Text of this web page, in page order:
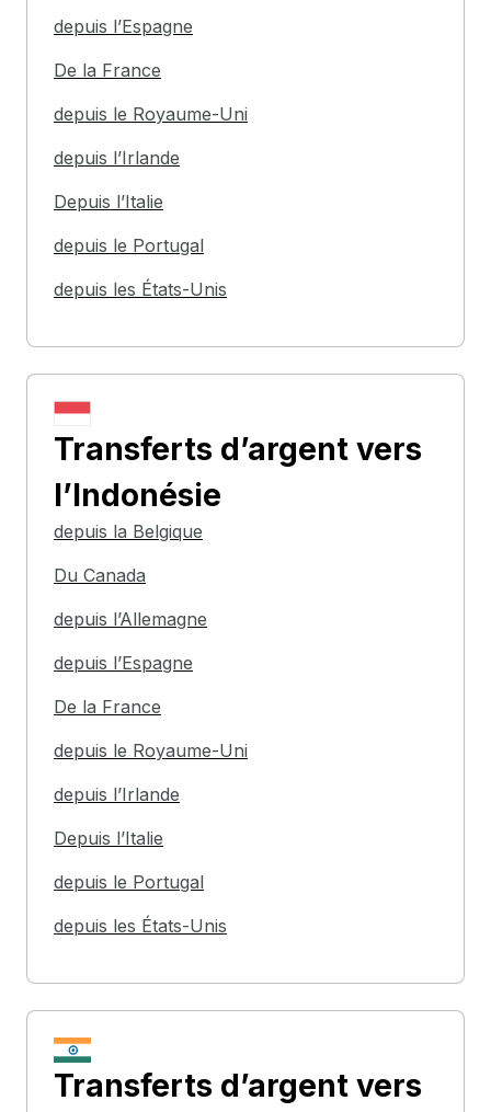
depuis l’Espagne
De la France
depuis le Royaume-Uni
depuis l’Irlande
Depuis l’Italie
depuis le Portugal
depuis les États-Unis
Transferts d’argent vers
l’Indonésie
depuis la Belgique
Du Canada
depuis l’Allemagne
depuis l’Espagne
De la France
depuis le Royaume-Uni
depuis l’Irlande
Depuis l’Italie
depuis le Portugal
depuis les États-Unis
Transferts d’argent vers